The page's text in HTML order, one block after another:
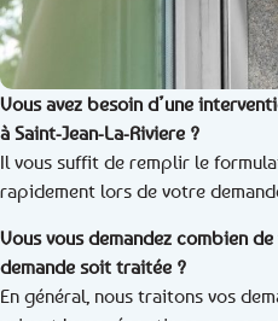
Vous avez besoin d’une
à Saint-Jean-La-Riviere ?
Il vous suffit de remplir le
rapidement lors de votre
Vous vous demandez combien
demande soit traitée ?
En général, nous traitons vos